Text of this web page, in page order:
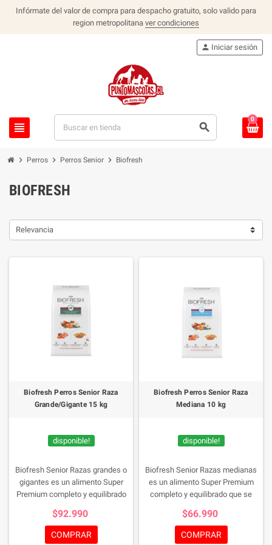
Infórmate del valor de compra para despacho gratuito, solo valido para
region metropolitana ver condiciones
view_headline search
person Iniciar sesión
0
chevron_right Perros chevron_right Perros Senior chevron_right Biofresh
BIOFRESH
Relevancia
Biofresh Perros Senior Raza
Grande/Gigante 15 kg
disponible!
Biofresh Senior Razas grandes o
gigantes es un alimento Super
Premium completo y equilibrado
nutrición de los perros mayors de
razas grandes y gigantes a su
más alto nivel. Biofresh Super
$92.990
COMPRAR
Biofresh Perros Senior Raza
Mediana 10 kg
disponible!
Biofresh Senior Razas medianas
es un alimento Super Premium
completo y equilibrado que se
los perros mayores de razas
medianas a su más alto nivel.
Biofresh Super Premium Senior
$66.990
COMPRAR